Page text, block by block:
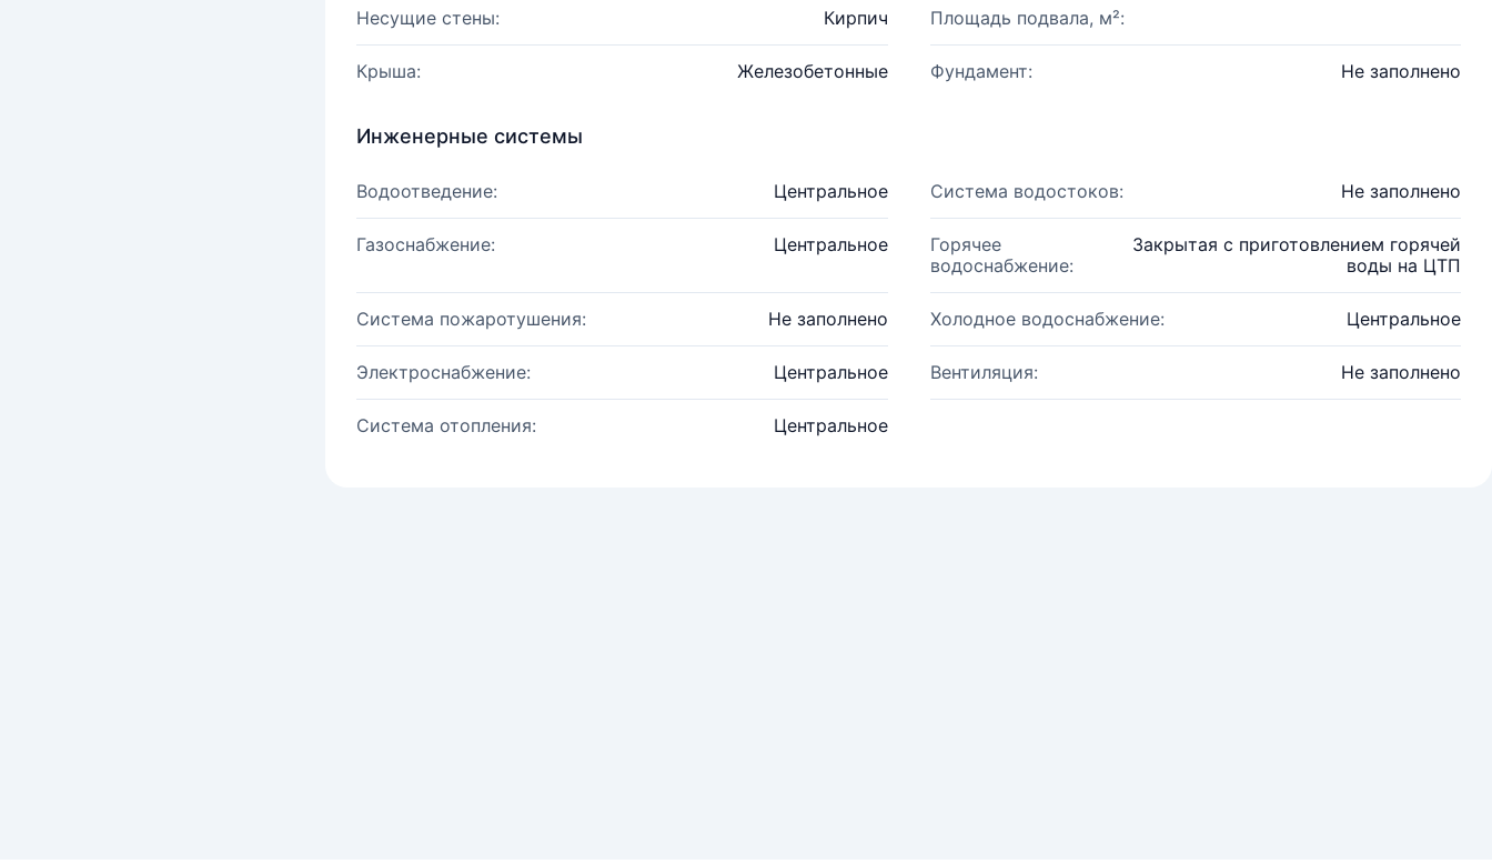
Несущие стены: Кирпич Площадь подвала, м²:
Крыша: Железобетонные Фундамент: Не заполнено
Инженерные системы
Водоотведение: Центральное Система водостоков: Не заполнено
Газоснабжение: Центральное
Горячее
водоснабжение:
Закрытая с приготовлением горячей
воды на ЦТП
Система пожаротушения: Не заполнено Холодное водоснабжение: Центральное
Электроснабжение: Центральное Вентиляция: Не заполнено
Система отопления: Центральное